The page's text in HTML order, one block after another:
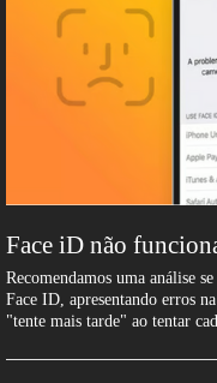
Face iD não
Recomendamos uma análise
Face ID, apresentando erros
"tente mais tarde" ao tentar